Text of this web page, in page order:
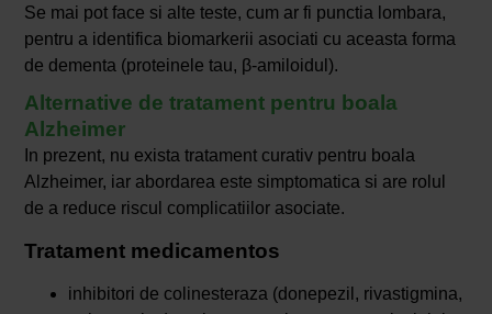
Se mai pot face si alte teste, cum ar fi punctia lombara,
pentru a identifica biomarkerii asociati cu aceasta forma
de dementa (proteinele tau, β-amiloidul).
Alternative de tratament pentru boala
Alzheimer
In prezent, nu exista tratament curativ pentru boala
Alzheimer, iar abordarea este simptomatica si are rolul
de a reduce riscul complicatiilor asociate.
Tratament medicamentos
inhibitori de colinesteraza (donepezil, rivastigmina,